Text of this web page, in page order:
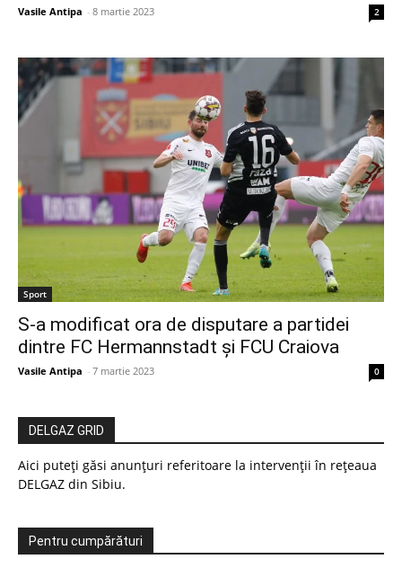
Vasile Antipa - 8 martie 2023 2
Sport
S-a modificat ora de disputare a partidei
dintre FC Hermannstadt și FCU Craiova
Vasile Antipa - 7 martie 2023 0
DELGAZ GRID
Aici puteți găsi anunțuri referitoare la intervenții în rețeaua
DELGAZ din Sibiu.
Pentru cumpărături